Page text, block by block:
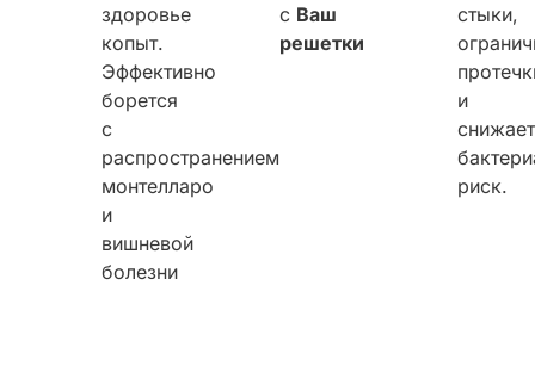
здоровье
копыт.
Эффективно
борется
с
распространением
монтелларо
и
вишневой
болезни
с Ваш
решетки
стыки,
и
снижает
риск.